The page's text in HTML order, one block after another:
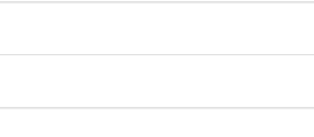
お問い合わせ